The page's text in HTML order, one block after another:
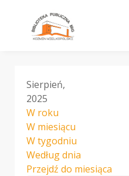
Sierpień,
2025
W roku
W miesiącu
W tygodniu
Według dnia
Przejdź do miesiąca